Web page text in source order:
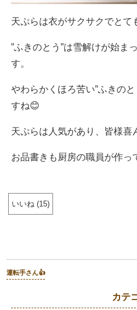
天ぷらは衣がサクサクでとて
”ふきのとう”は雪解けが始ま
す。
やわらかくほろ苦い”ふきの
すね😊
天ぷらは人気があり、皆様喜
お品書きも厨房の職員が作っ
いいね (15)
運転手さん👍
カテ